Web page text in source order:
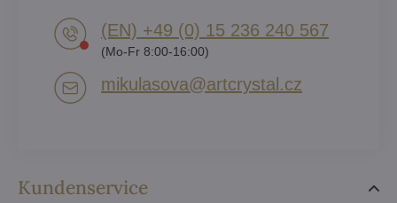
Kundenservice
(EN) +49 (0) 15 236 240 567
(Mo-Fr 8:00-16:00)
mikulasova​@artcrystal​.cz